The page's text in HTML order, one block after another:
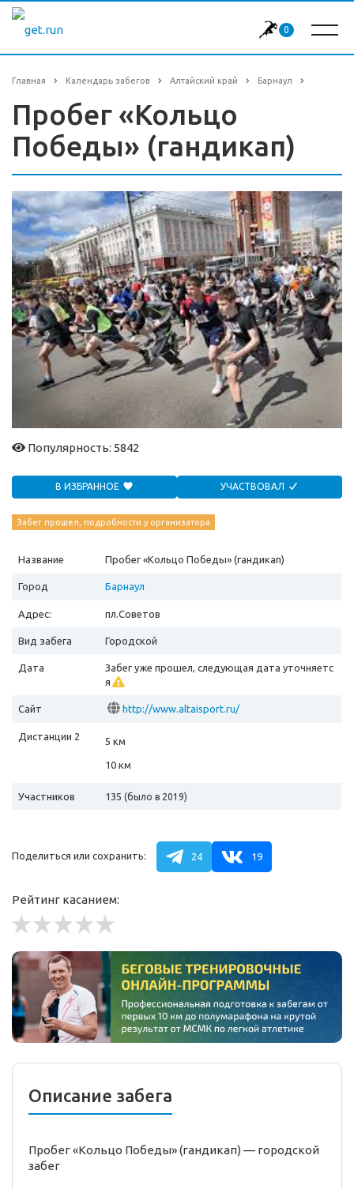
0
Главная Календарь забегов Алтайский край Барнаул
Пробег «Кольцо
Победы» (гандикап)
Популярность: 5842
В ИЗБРАННОЕ УЧАСТВОВАЛ
Забег прошел, подробности у организатора
Название Пробег «Кольцо Победы» (гандикап)
Город Барнаул
Адрес: пл.Советов
Вид забега Городской
Дата
Забег уже прошел, следующая дата уточняетс
я
Сайт http://www.altaisport.ru/
Дистанции 2 5 км
10 км
Участников 135 (было в 2019)
Поделиться или сохранить: 24 19
Рейтинг касанием:
Описание забега
Пробег «Кольцо Победы» (гандикап) — городской
забег